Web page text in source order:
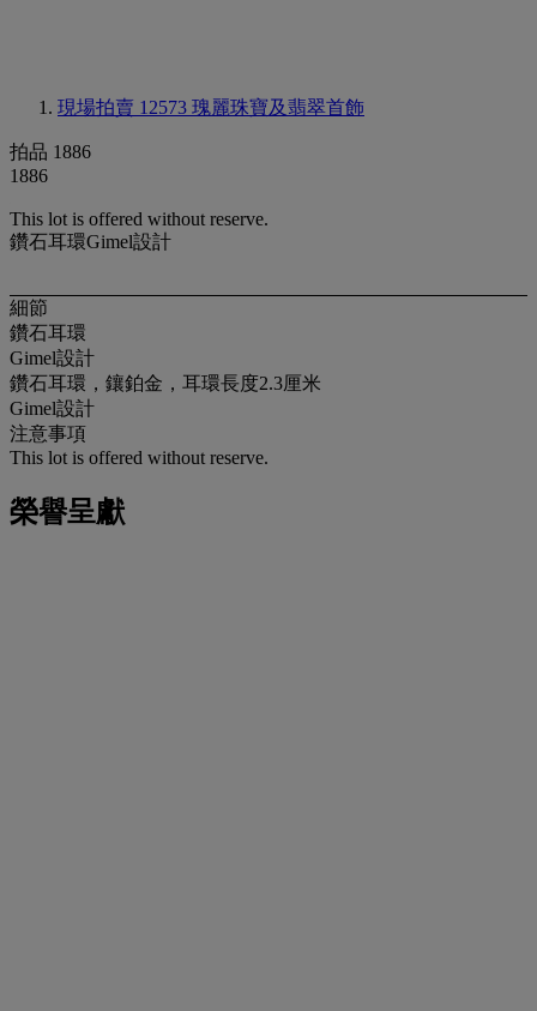
現場拍賣 12573 瑰麗珠寶及翡翠首飾
拍品 1886
1886
This lot is offered without reserve.
鑽石耳環Gimel設計
細節
鑽石耳環
Gimel設計
鑽石耳環，鑲鉑金，耳環長度2.3厘米
Gimel設計
注意事項
This lot is offered without reserve.
榮譽呈獻